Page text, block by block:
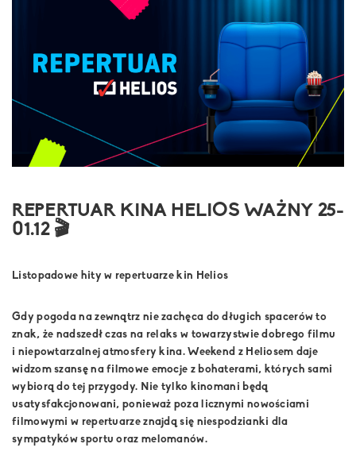
REPERTUAR KINA HELIOS WAŻNY 25-
01.12 🎬
Listopadowe hity w repertuarze kin Helios
Gdy pogoda na zewnątrz nie zachęca do długich spacerów to
znak, że nadszedł czas na relaks w towarzystwie dobrego filmu
i niepowtarzalnej atmosfery kina. Weekend z Heliosem daje
widzom szansę na filmowe emocje z bohaterami, których sami
wybiorą do tej przygody. Nie tylko kinomani będą
usatysfakcjonowani, ponieważ poza licznymi nowościami
filmowymi w repertuarze znajdą się niespodzianki dla
sympatyków sportu oraz melomanów.